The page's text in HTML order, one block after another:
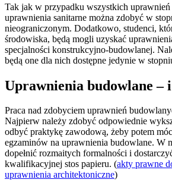
Tak jak w przypadku wszystkich
uprawnienia sanitarne można zdobyć w
nieograniczonym. Dodatkowo, studenci,
środowiska, będą mogli uzyskać
specjalności konstrukcyjno-budowlanej.
będą one dla nich dostępne jedynie w
Uprawnienia budowlane –
Praca nad zdobyciem uprawnień
Najpierw należy zdobyć odpowiednie
odbyć praktykę zawodową, żeby potem
egzaminów na uprawnienia budowlane. W
dopełnić rozmaitych formalności i
kwalifikacyjnej stos papieru. (akty prawne
uprawnienia architektoniczne)